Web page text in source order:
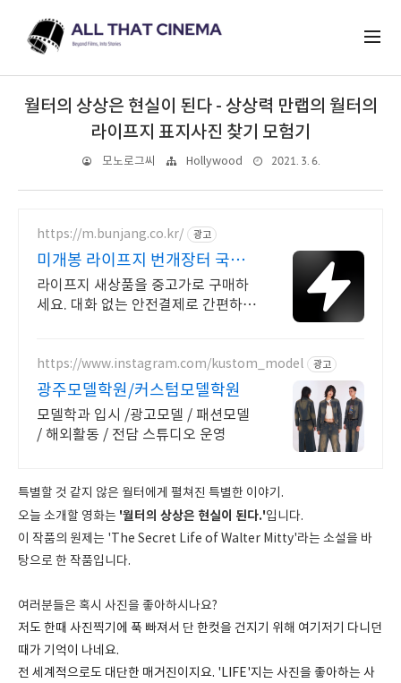
월터의 상상은 현실이 된다 - 상상력 만랩의 월터의
라이프지 표지사진 찾기 모험기
모노로그씨 Hollywood 2021. 3. 6.
https://m.bunjang.co.kr/ 광고
미개봉 라이프지 번개장터 국내
최대 브랜드 중고거래
라이프지 새상품을 중고가로 구매하
세요. 대화 없는 안전결제로 간편하
상품 업로드
https://www.instagram.com/kustom_model 광고
광주모델학원/커스텀모델학원
모델학과 입시 /광고모델 / 패션모델
/ 해외활동 / 전담 스튜디오 운영
특별할 것 같지 않은 월터에게 펼쳐진 특별한 이야기.
오늘 소개할 영화는 '월터의 상상은 현실이 된다.'입니다.
이 작품의 원제는 'The Secret Life of Walter Mitty'라는 소설을 바
탕으로 한 작품입니다.
여러분들은 혹시 사진을 좋아하시나요?
저도 한때 사진찍기에 푹 빠져서 단 한컷을 건지기 위해 여기저기 다니던
때가 기억이 나네요.
전 세계적으로도 대단한 매거진이지요. 'LIFE'지는 사진을 좋아하는 사